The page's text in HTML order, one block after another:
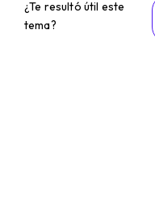
¿Te resultó útil este
tema?